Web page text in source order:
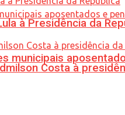
municipais
à Presidência da
Costa à